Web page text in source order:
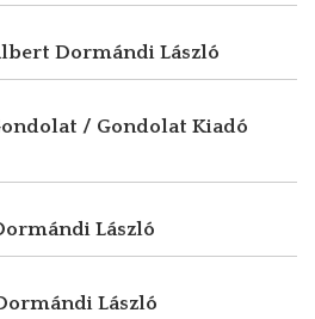
Dormándi László
/ Gondolat Kiadó
László
László